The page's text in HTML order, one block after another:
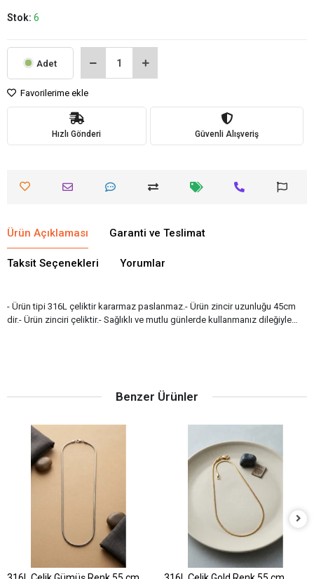
Stok: 6
Adet
Favorilerime ekle
Hızlı Gönderi Güvenli Alışveriş
Ürün Açıklaması Garanti ve Teslimat
Taksit Seçenekleri Yorumlar
- Ürün tipi 316L çeliktir kararmaz paslanmaz.- Ürün zincir uzunluğu 45cm
dir.- Ürün zinciri çeliktir.- Sağlıklı ve mutlu günlerde kullanmanız dileğiyle…
Benzer Ürünler